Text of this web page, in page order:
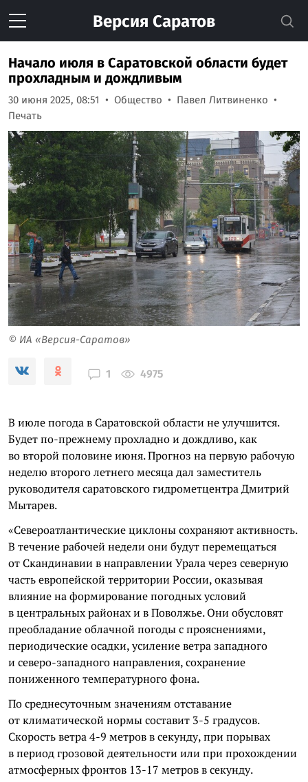
Версия Саратов
Начало июля в Саратовской области будет
прохладным и дождливым
30 июня 2025, 08:51 Общество
Павел Литвиненко
Печать
© ИА «Версия-Саратов»
1 4975
В июле погода в Саратовской области не улучшится.
Будет по-прежнему прохладно и дождливо, как
во второй половине июня. Прогноз на первую рабочую
неделю второго летнего месяца дал заместитель
руководителя саратовского гидрометцентра Дмитрий
Мытарев.
«Североатлантические циклоны сохраняют активность.
В течение рабочей недели они будут перемещаться
от Скандинавии в направлении Урала через северную
часть европейской территории России, оказывая
влияние на формирование погодных условий
в центральных районах и в Поволжье. Они обусловят
преобладание облачной погоды с прояснениями,
периодические осадки, усиление ветра западного
и северо-западного направления, сохранение
пониженного температурного фона.
По среднесуточным значениям отставание
от климатической нормы составит 3-5 градусов.
Скорость ветра 4-9 метров в секунду, при порывах
в период грозовой деятельности или при прохождении
атмосферных фронтов 13-17 метров в секунду.